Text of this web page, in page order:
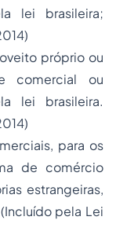
lei brasileira;
próprio ou
comercial ou
lei brasileira.
para os
de comércio
estrangeiras,
pela Lei